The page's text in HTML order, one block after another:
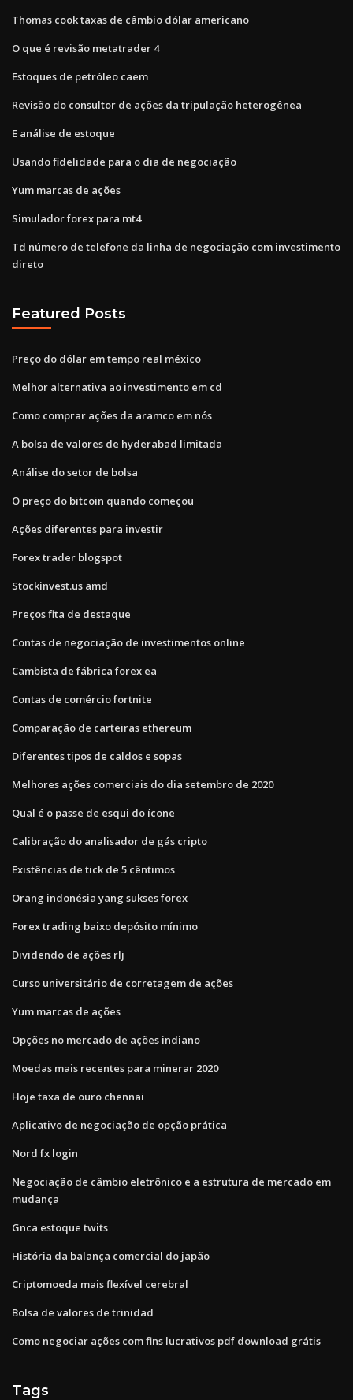
Thomas cook taxas de câmbio dólar americano
O que é revisão metatrader 4
Estoques de petróleo caem
Revisão do consultor de ações da tripulação heterogênea
E análise de estoque
Usando fidelidade para o dia de negociação
Yum marcas de ações
Simulador forex para mt4
Td número de telefone da linha de negociação com investimento
direto
Featured Posts
Preço do dólar em tempo real méxico
Melhor alternativa ao investimento em cd
Como comprar ações da aramco em nós
A bolsa de valores de hyderabad limitada
Análise do setor de bolsa
O preço do bitcoin quando começou
Ações diferentes para investir
Forex trader blogspot
Stockinvest.us amd
Preços fita de destaque
Contas de negociação de investimentos online
Cambista de fábrica forex ea
Contas de comércio fortnite
Comparação de carteiras ethereum
Diferentes tipos de caldos e sopas
Melhores ações comerciais do dia setembro de 2020
Qual é o passe de esqui do ícone
Calibração do analisador de gás cripto
Existências de tick de 5 cêntimos
Orang indonésia yang sukses forex
Forex trading baixo depósito mínimo
Dividendo de ações rlj
Curso universitário de corretagem de ações
Yum marcas de ações
Opções no mercado de ações indiano
Moedas mais recentes para minerar 2020
Hoje taxa de ouro chennai
Aplicativo de negociação de opção prática
Nord fx login
Negociação de câmbio eletrônico e a estrutura de mercado em
mudança
Gnca estoque twits
História da balança comercial do japão
Criptomoeda mais flexível cerebral
Bolsa de valores de trinidad
Como negociar ações com fins lucrativos pdf download grátis
Tags